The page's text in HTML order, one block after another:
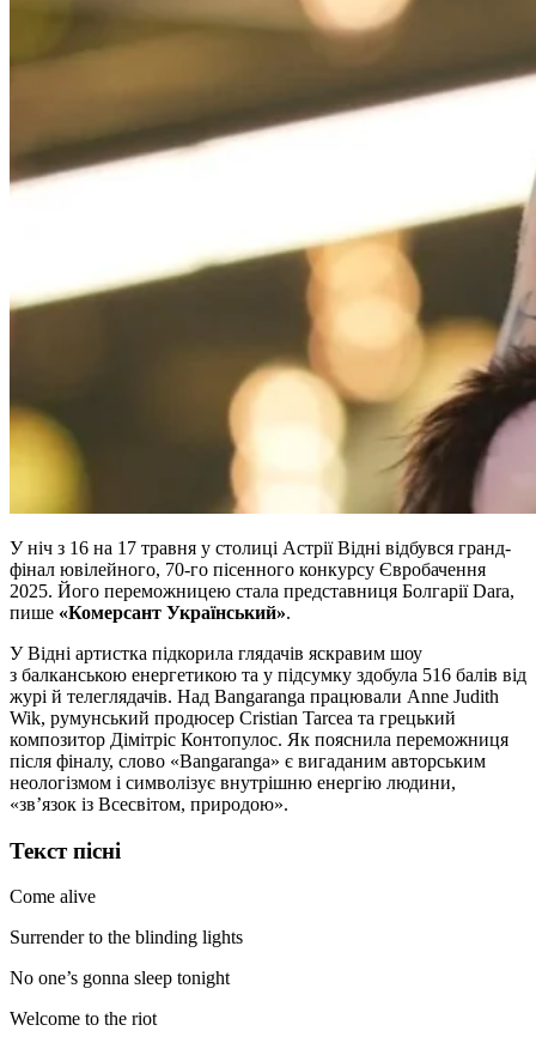
У ніч з 16 на 17 травня у столиці Астрії Відні відбувся гранд-
фінал ювілейного, 70-го пісенного конкурсу Євробачення
2025. Його переможницею стала представниця Болгарії Dara,
пише «Комерсант Український».
У Відні артистка підкорила глядачів яскравим шоу
з балканською енергетикою та у підсумку здобула 516 балів від
журі й телеглядачів. Над Bangaranga працювали Anne Judith
Wik, румунський продюсер Cristian Tarcea та грецький
композитор Дімітріс Контопулос. Як пояснила переможниця
після фіналу, слово «Bangaranga» є вигаданим авторським
неологізмом і символізує внутрішню енергію людини,
«зв’язок із Всесвітом, природою».
Текст пісні
Come alive
Surrender to the blinding lights
No one’s gonna sleep tonight
Welcome to the riot